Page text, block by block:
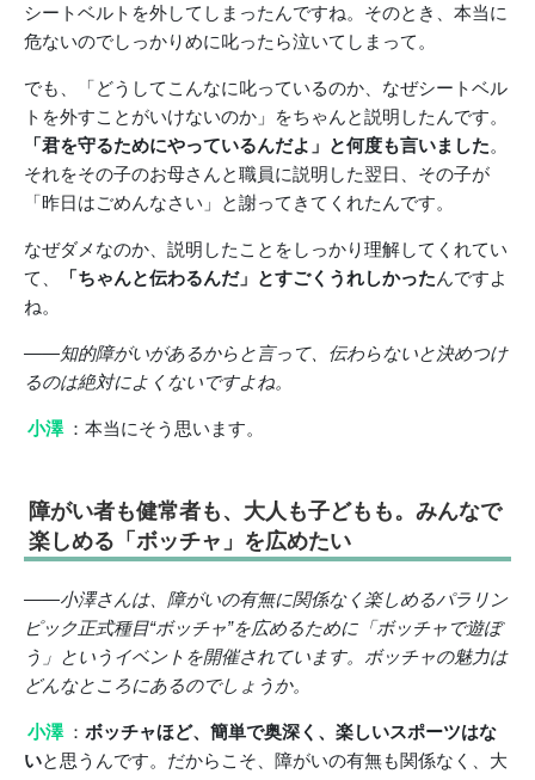
シートベルトを外してしまったんですね。そのとき、本当に
危ないのでしっかりめに叱ったら泣いてしまって。
でも、「どうしてこんなに叱っているのか、なぜシートベル
トを外すことがいけないのか」をちゃんと説明したんです。
「君を守るためにやっているんだよ」と何度も言いました。
それをその子のお母さんと職員に説明した翌日、その子が
「昨日はごめんなさい」と謝ってきてくれたんです。
なぜダメなのか、説明したことをしっかり理解してくれてい
て、
「ちゃんと伝わるんだ」とすごくうれしかったんですよ
ね。
――知的障がいがあるからと言って、伝わらないと決めつけ
るのは絶対によくないですよね。
小澤 ：本当にそう思います。
障がい者も健常者も、大人も子どもも。みんなで
楽しめる「ボッチャ」を広めたい
――小澤さんは、障がいの有無に関係なく楽しめるパラリン
ピック正式種目“ボッチャ”を広めるために「ボッチャで遊ぼ
う」というイベントを開催されています。ボッチャの魅力は
どんなところにあるのでしょうか。
小澤 ： ボッチャほど、簡単で奥深く、楽しいスポーツはな
いと思うんです。だからこそ、障がいの有無も関係なく、大